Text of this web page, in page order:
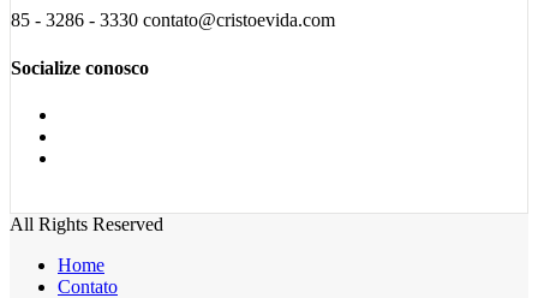
85 - 3286 - 3330 contato@cristoevida.com
Socialize conosco
All Rights Reserved
Home
Contato